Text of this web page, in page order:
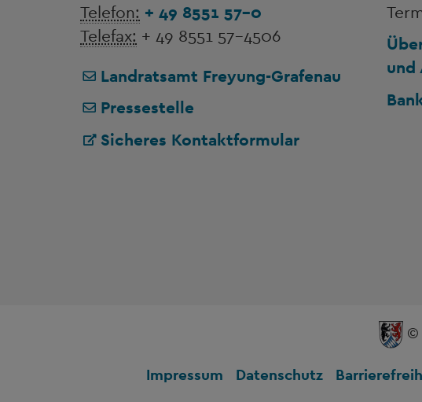
Telefon: + 49 8551 57-0
Telefax: + 49 8551 57-4506
Landratsamt Freyung-Grafenau
Pressestelle
Sicheres Kontaktformular
und
©
Impressum Datenschutz